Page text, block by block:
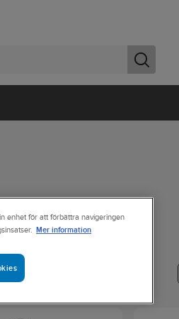
enhet för att förbättra navigeringen
Mer information